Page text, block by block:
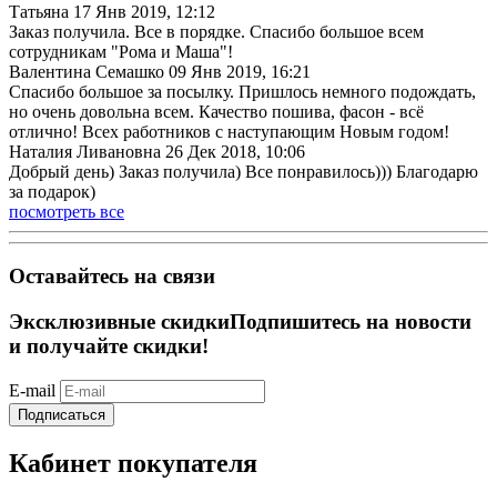
Татьяна 17 Янв 2019, 12:12
Заказ получила. Все в порядке. Спасибо большое всем
сотрудникам "Рома и Маша"!
Валентина Семашко 09 Янв 2019, 16:21
Спасибо большое за посылку. Пришлось немного подождать,
но очень довольна всем. Качество пошива, фасон - всё
отлично! Всех работников с наступающим Новым годом!
Наталия Ливановна 26 Дек 2018, 10:06
Добрый день) Заказ получила) Все понравилось))) Благодарю
за подарок)
посмотреть все
Оставайтесь на связи
Эксклюзивные скидкиПодпишитесь на новости
и получайте скидки!
E-mail
Подписаться
Кабинет покупателя